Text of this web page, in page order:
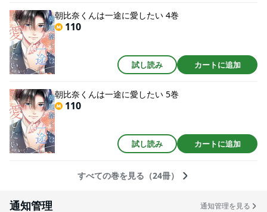
朝比奈くんは一途に愛したい 4巻
110
試し読み カートに追加
朝比奈くんは一途に愛したい 5巻
110
試し読み カートに追加
すべての巻を見る（24冊）
通知管理 通知管理を見る